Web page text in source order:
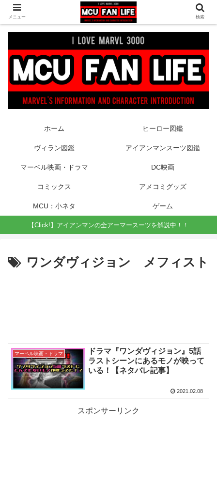
ヒーロー映画やコミック、フィギュアなどマーベル最新情報をお届け！時々
DCもあり！
ホーム ヒーロー図鑑
ヴィラン図鑑 アイアンマンスーツ図鑑
マーベル映画・ドラマ DC映画
コミックス アメコミグッズ
MCU：小ネタ ゲーム
【Click!】アイアンマンの全アーマースーツを解説中！！
ワンダヴィジョン メフィスト
マーベル映画・ドラマ
ドラマ『ワンダヴィジョン』5話
ラストシーンにあるモノが映って
いる！【ネタバレ記事】
2021.02.08
スポンサーリンク
メニュー 検索